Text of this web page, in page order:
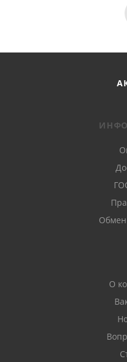
Обмен
О